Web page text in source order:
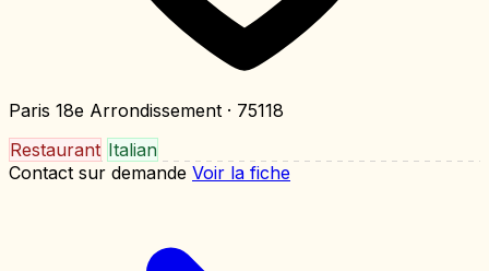
Paris 18e Arrondissement · 75118
Restaurant Italian
Contact sur demande Voir la fiche